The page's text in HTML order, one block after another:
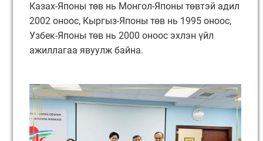
Казах-Японы төв нь Монгол-Японы төвтэй адил
2002 оноос, Кыргыз-Японы төв нь 1995 оноос,
Узбек-Японы төв нь 2000 оноос эхлэн үйл
ажиллагаа явуулж байна.